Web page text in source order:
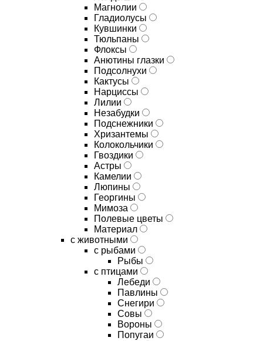
Магнолии
Гладиолусы
Кувшинки
Тюльпаны
Флоксы
Анютины глазки
Подсолнухи
Кактусы
Нарциссы
Лилии
Незабудки
Подснежники
Хризантемы
Колокольчики
Гвоздики
Астры
Камелии
Люпины
Георгины
Мимоза
Полевые цветы
Материал
с животными
с рыбами
Рыбы
с птицами
Лебеди
Павлины
Снегири
Совы
Вороны
Попугаи